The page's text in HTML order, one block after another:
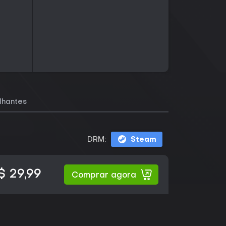
DRM: Steam
29,99 Comprar agora